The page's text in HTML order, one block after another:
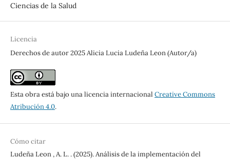
Ciencias de la Salud
Licencia
Derechos de autor 2025 Alicia Lucia Ludeña Leon (Autor/a)
Esta obra está bajo una licencia internacional Creative Commons
Atribución 4.0.
Cómo citar
Ludeña Leon , A. L. . (2025). Análisis de la implementación del